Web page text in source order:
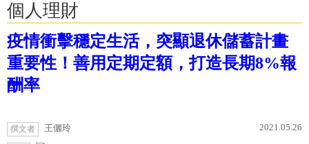
個人理財
疫情衝擊穩定生活，突顯退休儲蓄計畫
重要性！善用定期定額，打造長期8%報
酬率
撰文者 王儷玲 2021.05.26